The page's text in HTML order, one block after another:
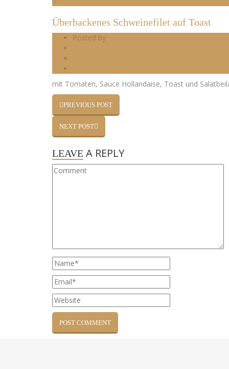
Überbackenes Schweinefilet auf Toast
Posted by
mit Tomaten, Sauce Hollandaise, Toast und
PREVIOUS POST
NEXT POST
LEAVE A REPLY